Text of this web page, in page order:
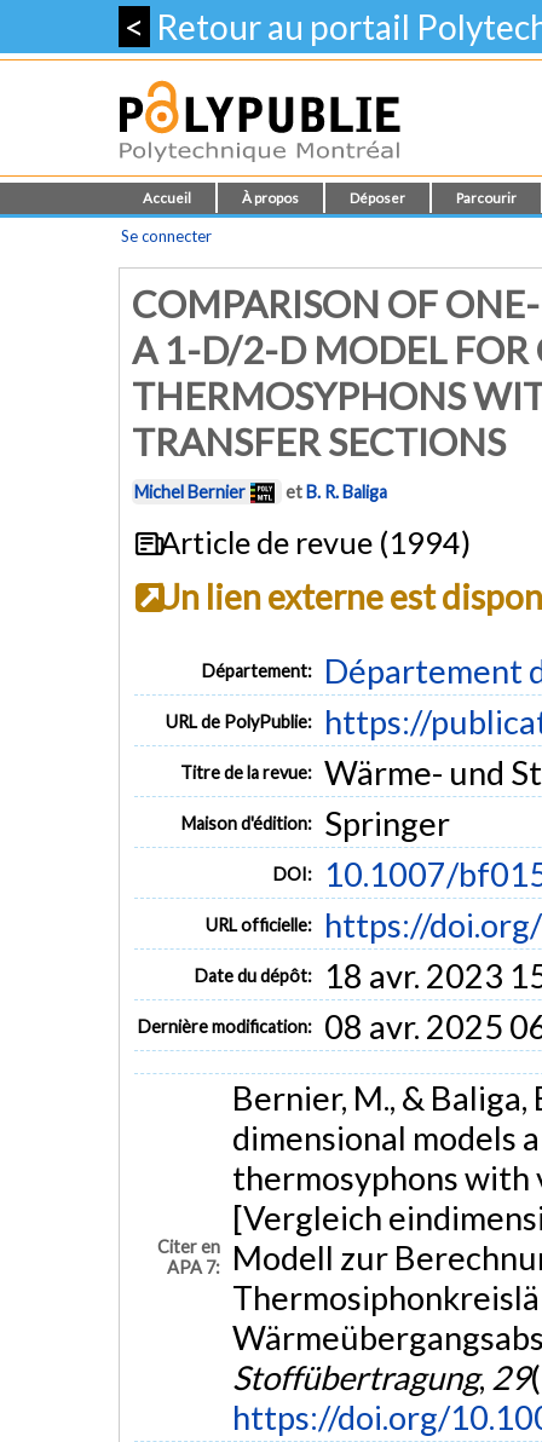
< Retour au portail
Accueil À propos Déposer Parcourir
Se connecter
COMPARISON OF
A 1-D/2-D MODEL FOR
THERMOSYPHONS
TRANSFER SECTIONS
Michel Bernier etB. R. Baliga
Article de revue (1994)
Un lien externe est
Département: Département
URL de PolyPublie: https://
Titre de la revue: Wärme- und
Maison d'édition: Springer
DOI: 10.1007/
URL officielle: https://
Date du dépôt: 18 avr. 2023
Dernière modification: 08 avr. 2025
Citer en
APA 7:
Bernier, M., &
dimensional models
thermosyphons
[Vergleich
Modell zur
Stoffübertragung, 29
https://doi.org/